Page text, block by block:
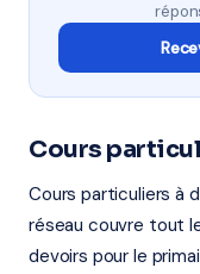
Cours
Cours particuliers à
réseau couvre tout
devoirs pour le